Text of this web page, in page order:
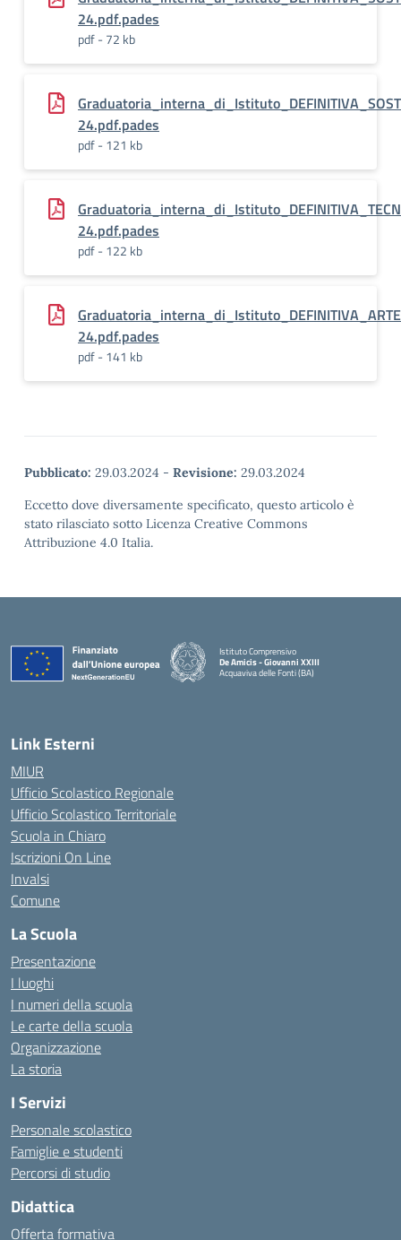
24.pdf.pades
pdf - 72 kb
24.pdf.pades
pdf - 121 kb
24.pdf.pades
pdf - 122 kb
24.pdf.pades
pdf - 141 kb
Pubblicato: 29.03.2024 - Revisione: 29.03.2024
Eccetto dove diversamente specificato, questo articolo è
stato rilasciato sotto Licenza Creative Commons
Attribuzione 4.0 Italia.
Istituto Comprensivo
De Amicis - Giovanni XXIII
Acquaviva delle Fonti (BA)
— Visita la pagina iniziale della scuola
Link Esterni
MIUR
Ufficio Scolastico Regionale
Ufficio Scolastico Territoriale
Scuola in Chiaro
Iscrizioni On Line
Invalsi
Comune
La Scuola
Presentazione
I luoghi
I numeri della scuola
Le carte della scuola
Organizzazione
La storia
I Servizi
Personale scolastico
Famiglie e studenti
Percorsi di studio
Didattica
Offerta formativa